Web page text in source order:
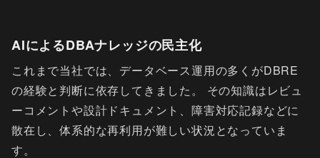
AIによるDBAナレッジの民主化
これまで当社では、データベース運用の多くがDBRE
の経験と判断に依存してきました。 その知識はレビュ
ーコメントや設計ドキュメント、障害対応記録などに
散在し、体系的な再利用が難しい状況となっていま
す。